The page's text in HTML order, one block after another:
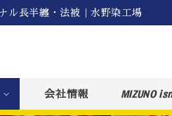
ル長半纏・法被｜水野染工場
会社情報 MIZUNO